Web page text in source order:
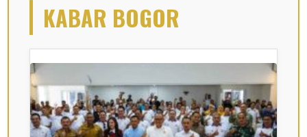
KABAR BOGOR